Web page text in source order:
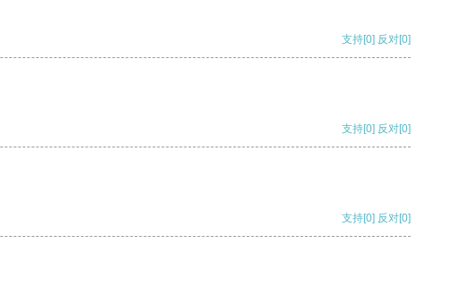
支持[0] 反对[0]
支持[0] 反对[0]
支持[0] 反对[0]